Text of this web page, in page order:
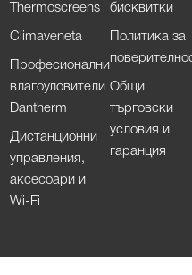
Thermoscreens
Climaveneta
Професионални
влагоуловители
Dantherm
Дистанционни
управления,
аксесоари и
Wi-Fi
бисквитки
Политика за
Общи
търговски
условия и
гаранция